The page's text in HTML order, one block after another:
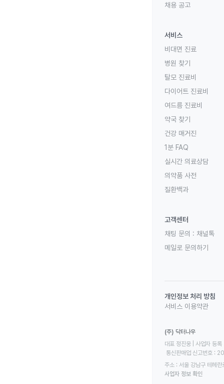
채용 공고
서비스
비대면 진료
병원 찾기
탈모 진료비
다이어트 진료비
여드름 진료비
약국 찾기
건강 매거진
1분 FAQ
실시간 의료상담
의약품 사전
질환백과
고객센터
채팅 문의 : 채널톡
메일로 문의하기
개인정보 처리 방침
서비스 이용약관
(주) 닥터나우
대표 정진웅 | 사업자
통신판매업 신고번호
주소 : 서울 강남구 테헤
사업자 정보 확인